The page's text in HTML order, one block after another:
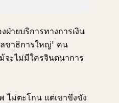
ายบริการทางการเงิน
ลขาธิการใหญ่' คน
ะไม่มีใครจินตนาการ
ไม่ตะโกน แต่เขาขึงขัง